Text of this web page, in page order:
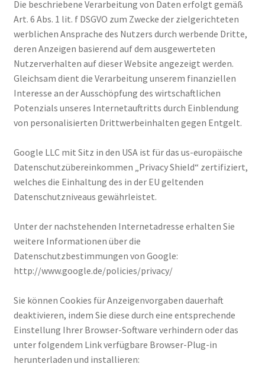
Die beschriebene Verarbeitung von Daten erfolgt gemäß
Art. 6 Abs. 1 lit. f DSGVO zum Zwecke der zielgerichteten
werblichen Ansprache des Nutzers durch werbende Dritte,
deren Anzeigen basierend auf dem ausgewerteten
Nutzerverhalten auf dieser Website angezeigt werden.
Gleichsam dient die Verarbeitung unserem finanziellen
Interesse an der Ausschöpfung des wirtschaftlichen
Potenzials unseres Internetauftritts durch Einblendung
von personalisierten Drittwerbeinhalten gegen Entgelt.
Google LLC mit Sitz in den USA ist für das us-europäische
Datenschutzübereinkommen „Privacy Shield“ zertifiziert,
welches die Einhaltung des in der EU geltenden
Datenschutzniveaus gewährleistet.
Unter der nachstehenden Internetadresse erhalten Sie
weitere Informationen über die
Datenschutzbestimmungen von Google:
http://www.google.de/policies/privacy/
Sie können Cookies für Anzeigenvorgaben dauerhaft
deaktivieren, indem Sie diese durch eine entsprechende
Einstellung Ihrer Browser-Software verhindern oder das
unter folgendem Link verfügbare Browser-Plug-in
herunterladen und installieren: